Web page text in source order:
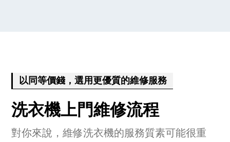
以同等價錢，選用更優質的維修服務
洗衣機上門維修流程
對你來說，維修洗衣機的服務質素可能很重